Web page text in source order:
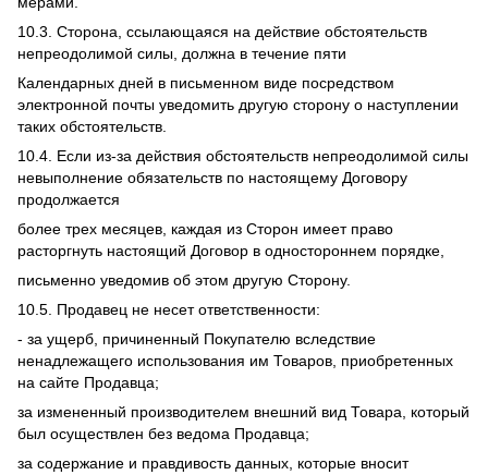
10.3. Сторона, ссылающаяся на действие обстоятельств
непреодолимой силы, должна в течение пяти
Календарных дней в письменном виде посредством
электронной почты уведомить другую сторону о наступлении
таких обстоятельств.
10.4. Если из-за действия обстоятельств непреодолимой силы
невыполнение обязательств по настоящему Договору
продолжается
более трех месяцев, каждая из Сторон имеет право
расторгнуть настоящий Договор в одностороннем порядке,
письменно уведомив об этом другую Сторону.
10.5. Продавец не несет ответственности:
- за ущерб, причиненный Покупателю вследствие
ненадлежащего использования им Товаров, приобретенных
на сайте Продавца;
за измененный производителем внешний вид Товара, который
был осуществлен без ведома Продавца;
за содержание и правдивость данных, которые вносит